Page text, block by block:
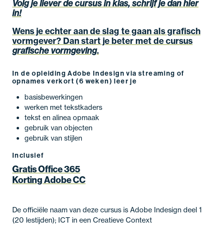
Volg je liever de cursus in klas, schrijf je dan hier
in!
Wens je echter aan de slag te gaan als grafisch
vormgever? Dan start je beter met de cursus
grafische vormgeving.
In de opleiding Adobe Indesign via streaming of
opnames verkort (6 weken) leer je
basisbewerkingen
werken met tekstkaders
tekst en alinea opmaak
gebruik van objecten
gebruik van stijlen
Inclusief
Gratis Office 365
Korting Adobe CC
De officiële naam van deze cursus is Adobe Indesign deel 1
(20 lestijden); ICT in een Creatieve Context